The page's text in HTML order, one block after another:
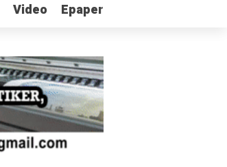
Video Epaper
Video Epaper